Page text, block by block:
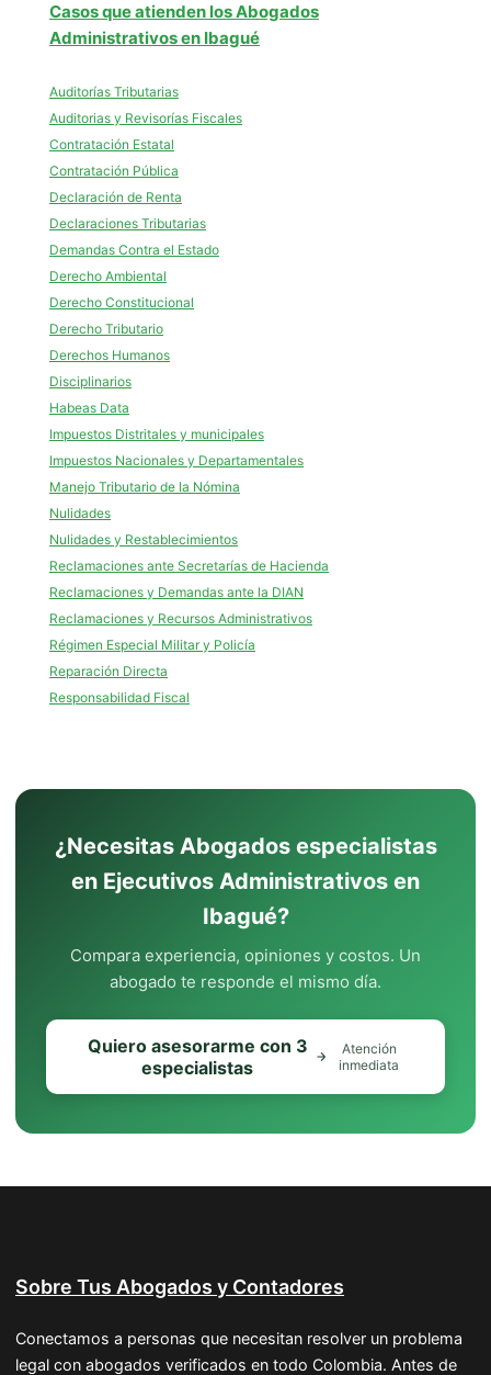
Casos que atienden los Abogados
Administrativos en Ibagué
Auditorías Tributarias
Auditorias y Revisorías Fiscales
Contratación Estatal
Contratación Pública
Declaración de Renta
Declaraciones Tributarias
Demandas Contra el Estado
Derecho Ambiental
Derecho Constitucional
Derecho Tributario
Derechos Humanos
Disciplinarios
Habeas Data
Impuestos Distritales y municipales
Impuestos Nacionales y Departamentales
Manejo Tributario de la Nómina
Nulidades
Nulidades y Restablecimientos
Reclamaciones ante Secretarías de Hacienda
Reclamaciones y Demandas ante la DIAN
Reclamaciones y Recursos Administrativos
Régimen Especial Militar y Policía
Reparación Directa
Responsabilidad Fiscal
¿Necesitas Abogados especialistas
en Ejecutivos Administrativos en
Ibagué?
Compara experiencia, opiniones y costos. Un
abogado te responde el mismo día.
Quiero asesorarme con 3
especialistas
Atención
inmediata
Sobre Tus Abogados y Contadores
Conectamos a personas que necesitan resolver un problema
legal con abogados verificados en todo Colombia. Antes de